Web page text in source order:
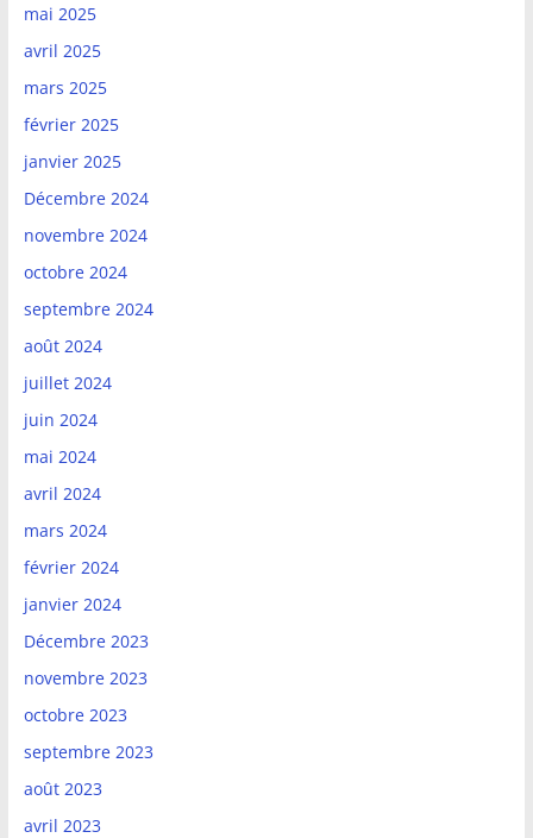
mai 2025
avril 2025
mars 2025
février 2025
janvier 2025
Décembre 2024
novembre 2024
octobre 2024
septembre 2024
août 2024
juillet 2024
juin 2024
mai 2024
avril 2024
mars 2024
février 2024
janvier 2024
Décembre 2023
novembre 2023
octobre 2023
septembre 2023
août 2023
avril 2023